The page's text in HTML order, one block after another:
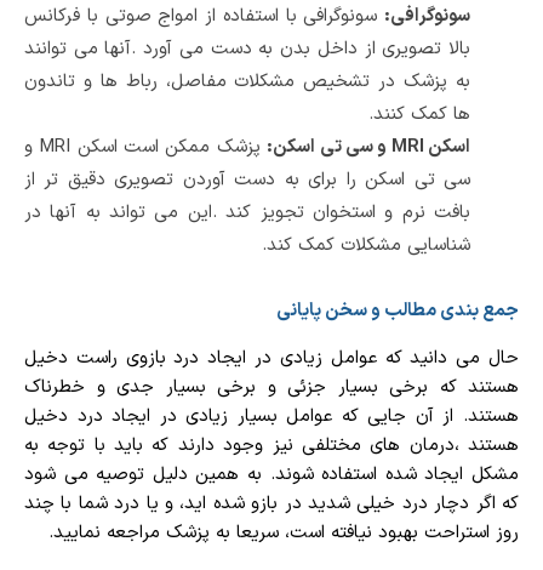
سونوگرافی: سونوگرافی با استفاده از امواج صوتی با فرکانس
بالا تصویری از داخل بدن به دست می آورد.آنها می توانند
به پزشک در تشخیص مشکلات مفاصل، رباط ها و تاندون
ها کمک کنند.
اسکن MRI و سی تی اسکن: پزشک ممکن است اسکن MRI و
سی تی اسکن را برای به دست آوردن تصویری دقیق تر از
بافت نرم و استخوان تجویز کند.این می تواند به آنها در
شناسایی مشکلات کمک کند.
جمع بندی مطالب و سخن پایانی
حال می دانید که عوامل زیادی در ایجاد درد بازوی راست دخیل
هستند که برخی بسیار جزئی و برخی بسیار جدی و خطرناک
هستند. از آن جایی که عوامل بسیار زیادی در ایجاد درد دخیل
هستند ،درمان های مختلفی نیز وجود دارند که باید با توجه به
مشکل ایجاد شده استفاده شوند. به همین دلیل توصیه می شود
که اگر دچار درد خیلی شدید در بازو شده اید، و یا درد شما با چند
روز استراحت بهبود نیافته است، سریعا به پزشک مراجعه نمایید.